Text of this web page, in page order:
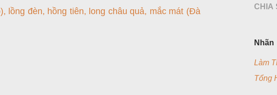
lồng đèn, hồng tiên, long châu quả, mắc mát (Đà
CHIA
Nhãn
Làm
Tổng